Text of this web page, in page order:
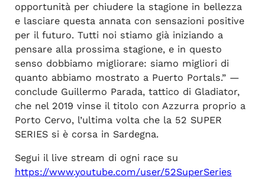
opportunità per chiudere la stagione in bellezza
e lasciare questa annata con sensazioni positive
per il futuro. Tutti noi stiamo già iniziando a
pensare alla prossima stagione, e in questo
senso dobbiamo migliorare: siamo migliori di
quanto abbiamo mostrato a Puerto Portals.” —
conclude Guillermo Parada, tattico di Gladiator,
che nel 2019 vinse il titolo con Azzurra proprio a
Porto Cervo, l’ultima volta che la 52 SUPER
SERIES si è corsa in Sardegna.
Segui il live stream di ogni race su
https://www.youtube.com/user/52SuperSeries